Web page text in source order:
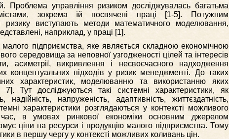
Проблема управління ризиком досліджувалась багатьма
зокрема їй посвячені праці [1-5]. Потужним
ризику виступають методи математичного моделювання,
наприклад, у праці [1].
малого підприємства, яке являється складною економічною
середовища за неповної узгодженості цілей та інтересів
асиметрії, викривлення і несвоєчасного надходження
концептуальних підходів у ризик менеджменті. До таких
характеристик, моделюванню та використанню яких
Тут досліджуються такі системні характеристики, як
надійність, напруженість, адаптивність, життєздатність,
характеристики розглядаються у контексті можливого
в умовах ринкової економіки основним джерелом
ціни на ресурси і продукцію малого підприємства. Тому
в першу чергу у контексті можливих коливань цін.